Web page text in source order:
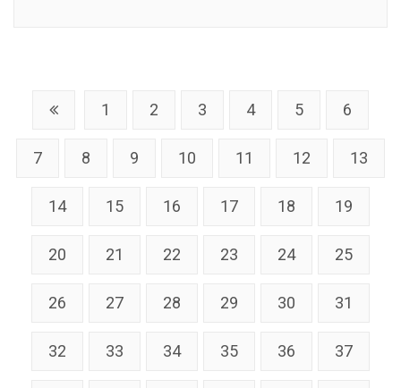
1 2 3 4 5 6
7 8 9 10 11 12 13
14 15 16 17 18 19
20 21 22 23 24 25
26 27 28 29 30 31
32 33 34 35 36 37